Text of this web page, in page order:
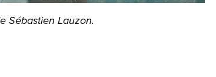
Sébastien Lauzon.